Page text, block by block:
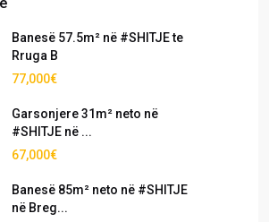
Banesë 57.5m² në #SHITJE te
Rruga B
77,000€
Garsonjere 31m² neto në
#SHITJE në ...
67,000€
Banesë 85m² neto në #SHITJE
në Breg...